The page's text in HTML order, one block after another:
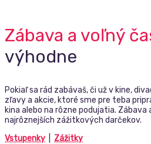
Zábava a voľný
výhodne
Pokiaľ sa rád zabávaš, či už v kine,
zľavy a akcie, ktoré sme pre teba
kina alebo na rôzne podujatia.
najrôznejších zážitkových darčekov.
Vstupenky
Zážitky